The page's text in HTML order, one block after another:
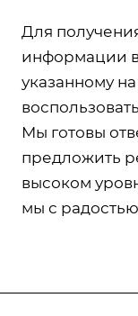
Для
информации
указанному
Мы готовы
предложить
высоком
мы с